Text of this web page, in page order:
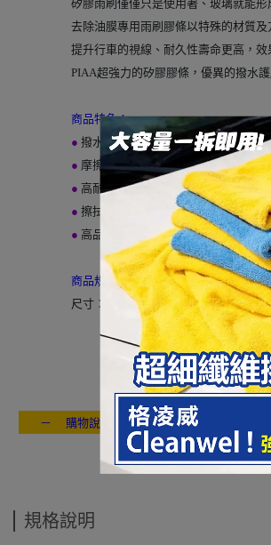
矽膠雨刷僅僅只是使用著、玻璃就能
去除油膜專用雨刷膠條以特殊的材質
提升行車的視線、耐久性壽命更高，
PIAA超強力的矽膠膠條，優異的撥水
商品特色：
● 撥水效果：撥水？果10倍UP、不用塗
● 摩擦抵抗很少：即使在乾燥狀態開
● 高耐久性：矽膠橡膠和天然橡膠或
● 擦拭順暢不留水痕：沒有惱人的跳動
● 高品質的矽膠撥水雨刷壽命超長
商品規格：
尺寸：14"(350mm)
－ 購物說明：付款方式 / 交貨方式 / 退換貨
規格說明